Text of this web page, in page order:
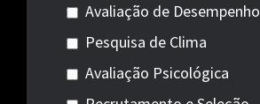
Avaliação de Desempenho
Pesquisa de Clima
Avaliação Psicológica